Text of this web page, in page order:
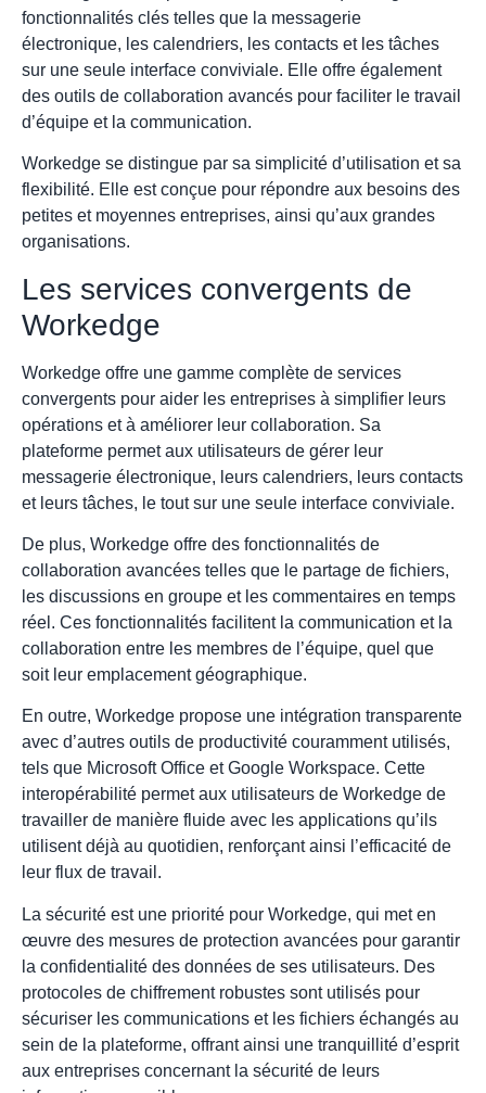
fonctionnalités clés telles que la messagerie
électronique, les calendriers, les contacts et les tâches
sur une seule interface conviviale. Elle offre également
des outils de collaboration avancés pour faciliter le travail
d’équipe et la communication.
Workedge se distingue par sa simplicité d’utilisation et sa
flexibilité. Elle est conçue pour répondre aux besoins des
petites et moyennes entreprises, ainsi qu’aux grandes
organisations.
Les services convergents de
Workedge
Workedge offre une gamme complète de services
convergents pour aider les entreprises à simplifier leurs
opérations et à améliorer leur collaboration. Sa
plateforme permet aux utilisateurs de gérer leur
messagerie électronique, leurs calendriers, leurs contacts
et leurs tâches, le tout sur une seule interface conviviale.
De plus, Workedge offre des fonctionnalités de
collaboration avancées telles que le partage de fichiers,
les discussions en groupe et les commentaires en temps
réel. Ces fonctionnalités facilitent la communication et la
collaboration entre les membres de l’équipe, quel que
soit leur emplacement géographique.
En outre, Workedge propose une intégration transparente
avec d’autres outils de productivité couramment utilisés,
tels que Microsoft Office et Google Workspace. Cette
interopérabilité permet aux utilisateurs de Workedge de
travailler de manière fluide avec les applications qu’ils
utilisent déjà au quotidien, renforçant ainsi l’efficacité de
leur flux de travail.
La sécurité est une priorité pour Workedge, qui met en
œuvre des mesures de protection avancées pour garantir
la confidentialité des données de ses utilisateurs. Des
protocoles de chiffrement robustes sont utilisés pour
sécuriser les communications et les fichiers échangés au
sein de la plateforme, offrant ainsi une tranquillité d’esprit
aux entreprises concernant la sécurité de leurs